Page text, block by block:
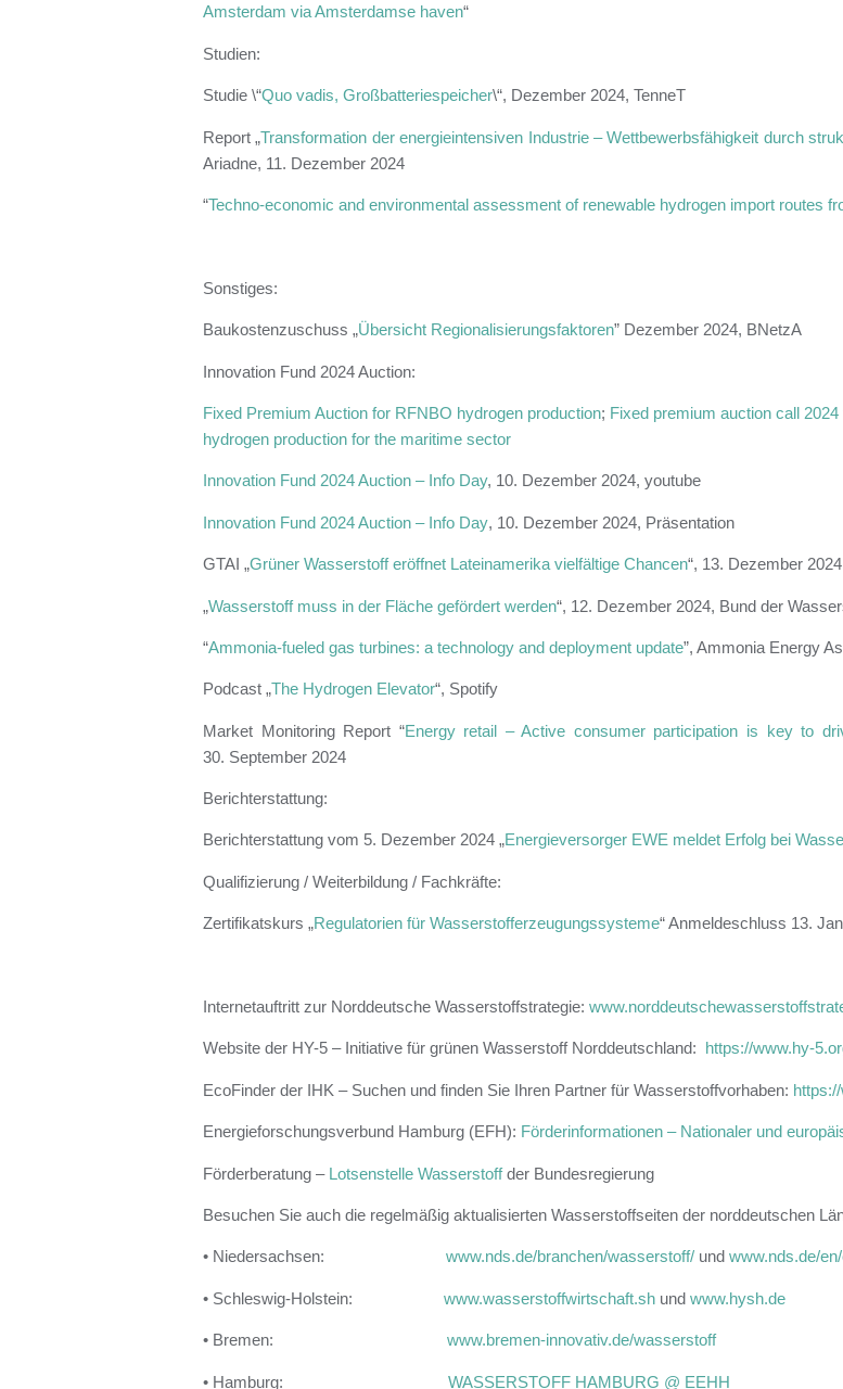
Amsterdam via Amsterdamse haven“
Studien:
Studie \“Quo vadis, Großbatteriespeicher\“, Dezember 2024, TenneT
Report „Transformation der energieintensiven Industrie – Wettbewerbsfähigkeit durch
Ariadne, 11. Dezember 2024
“Techno-economic and environmental assessment of renewable hydrogen import routes
Sonstiges:
Baukostenzuschuss „Übersicht Regionalisierungsfaktoren” Dezember 2024, BNetzA
Innovation Fund 2024 Auction:
Fixed Premium Auction for RFNBO hydrogen production; Fixed premium auction call
hydrogen production for the maritime sector
Innovation Fund 2024 Auction – Info Day, 10. Dezember 2024, youtube
Innovation Fund 2024 Auction – Info Day, 10. Dezember 2024, Präsentation
GTAI „Grüner Wasserstoff eröffnet Lateinamerika vielfältige Chancen“, 13. Dezember 2024
„Wasserstoff muss in der Fläche gefördert werden“, 12. Dezember 2024, Bund der
“Ammonia-fueled gas turbines: a technology and deployment update”, Ammonia Energy
Podcast „The Hydrogen Elevator“, Spotify
Market Monitoring Report “Energy retail – Active consumer participation is key to
30. September 2024
Berichterstattung:
Berichterstattung vom 5. Dezember 2024 „Energieversorger EWE meldet Erfolg bei
Qualifizierung / Weiterbildung / Fachkräfte:
Zertifikatskurs „Regulatorien für Wasserstofferzeugungssysteme“ Anmeldeschluss 13.
Internetauftritt zur Norddeutsche Wasserstoffstrategie:
Website der HY-5 – Initiative für grünen Wasserstoff Norddeutschland: https://www.hy-
EcoFinder der IHK – Suchen und finden Sie Ihren Partner für Wasserstoffvorhaben:
Energieforschungsverbund Hamburg (EFH): Förderinformationen – Nationaler und
Förderberatung – Lotsenstelle Wasserstoffder Bundesregierung
Besuchen Sie auch die regelmäßig aktualisierten Wasserstoffseiten der norddeutschen
• Niedersachsen: www.nds.de/branchen/wasserstoff/ und www.nds.de/
• Schleswig-Holstein: www.wasserstoffwirtschaft.sh und www.hysh.de
• Bremen: www.bremen-innovativ.de/wasserstoff
• Hamburg: WASSERSTOFF HAMBURG @ EEHH